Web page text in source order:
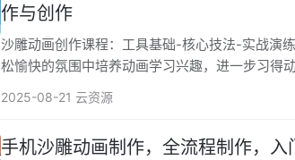
作与创作
沙雕动画创作课程：工具基础-核心技法-实战演练 快速掌
松愉快的氛围中培养动画学习兴趣，进一步习得
2025-08-21 云资源
手机沙雕动画制作，全流程制作，入